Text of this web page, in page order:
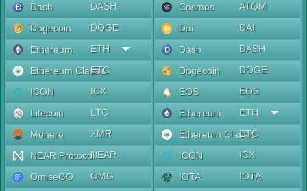
Dash
DASH
Dogecoin
DOGE
Ethereum
ETH
Ethereum Classic
ETC
ICON
ICX
Litecoin
LTC
Monero
XMR
NEAR ProtocolNEAR
OmiseGO
OMG
Cosmos
ATOM
Dai
DAI
Dash
DASH
Dogecoin
DOGE
EOS
EOS
Ethereum
ETH
Ethereum Classic
ETC
ICON
ICX
IOTA
IOTA